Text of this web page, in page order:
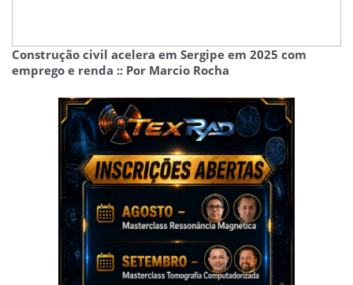
Construção civil acelera em Sergipe em 2025 com
emprego e renda :: Por Marcio Rocha